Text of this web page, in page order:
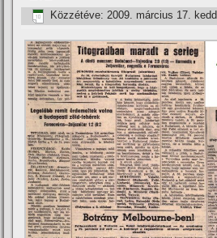
Közzétéve: 2009. március 17. kedd